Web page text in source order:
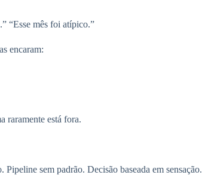
“Esse mês foi atípico.”
encaram:
raramente está fora.
sem padrão. Decisão baseada em sensação.